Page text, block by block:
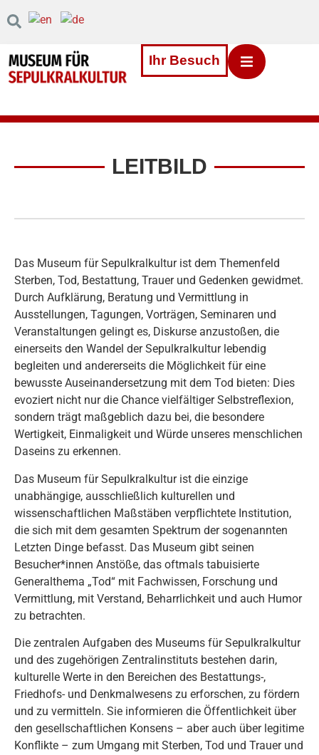
Inhalt Direkt
zum
zum
Footer
Ihr Besuch
LEITBILD
Das Museum für Sepulkralkultur ist dem Themenfeld
Sterben, Tod, Bestattung, Trauer und Gedenken gewidmet.
Durch Aufklärung, Beratung und Vermittlung in
Ausstellungen, Tagungen, Vorträgen, Seminaren und
Veranstaltungen gelingt es, Diskurse anzustoßen, die
einerseits den Wandel der Sepulkralkultur lebendig
begleiten und andererseits die Möglichkeit für eine
bewusste Auseinandersetzung mit dem Tod bieten: Dies
evoziert nicht nur die Chance vielfältiger Selbstreflexion,
sondern trägt maßgeblich dazu bei, die besondere
Wertigkeit, Einmaligkeit und Würde unseres menschlichen
Daseins zu erkennen.
Das Museum für Sepulkralkultur ist die einzige
unabhängige, ausschließlich kulturellen und
wissenschaftlichen Maßstäben verpflichtete Institution,
die sich mit dem gesamten Spektrum der sogenannten
Letzten Dinge befasst. Das Museum gibt seinen
Besucher*innen Anstöße, das oftmals tabuisierte
Generalthema „Tod“ mit Fachwissen, Forschung und
Vermittlung, mit Verstand, Beharrlichkeit und auch Humor
zu betrachten.
Die zentralen Aufgaben des Museums für Sepulkralkultur
und des zugehörigen Zentralinstituts bestehen darin,
kulturelle Werte in den Bereichen des Bestattungs-,
Friedhofs- und Denkmalwesens zu erforschen, zu fördern
und zu vermitteln. Sie informieren die Öffentlichkeit über
den gesellschaftlichen Konsens – aber auch über legitime
Konflikte – zum Umgang mit Sterben, Tod und Trauer und